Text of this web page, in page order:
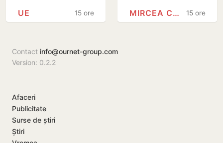
generate de
15 ore
UE
Irigarea spațiilor
15 ore
MIRCEA CEL BĂTRÂN
Contact info@ournet-group.com
Version: 0.2.2
Afaceri
Publicitate
Surse de știri
Știri